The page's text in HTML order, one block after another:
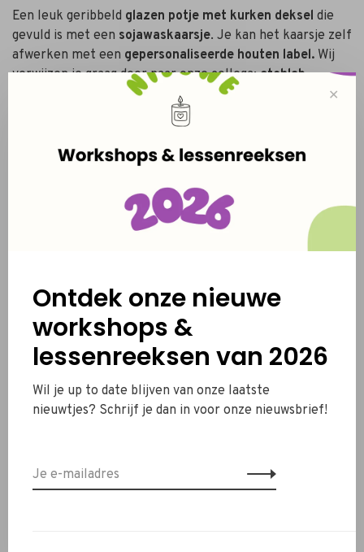
Een leuk geribbeld glazen potje met kurken deksel die
gevuld is met een sojawaskaarsje. Je kan het kaarsje zelf
afwerken met een gepersonaliseerde houten label. Wij
verwijzen je graag door naar onze collega:etchlab
vegan sojawas kaars
Ook B2B prijzen beschikbaar!
De standaard verzending is 7 werkdagen, heb je ze toch
sneller nodig? Contacteer onsen we zien wat haalbaar
// SAFETY FIRST //
✕
Ontdek onze nieuwe
workshops &
lessenreeksen van 2026
Wil je up to date blijven van onze laatste
nieuwtjes? Schrijf je dan in voor onze nieuwsbrief!